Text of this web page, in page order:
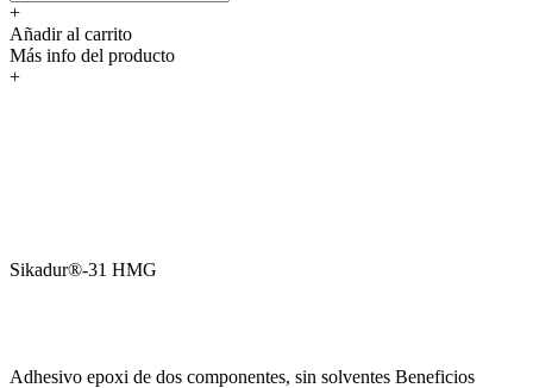
+
Añadir al carrito
Más info del producto
+
Sikadur®-31 HMG
Adhesivo epoxi de dos componentes, sin solventes Beneficios